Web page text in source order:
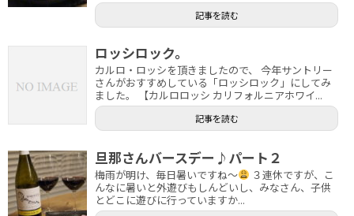
記事を読む
ロッシロック。
カルロ・ロッシを頂きましたので、 今年サントリー
さんがおすすめしている「ロッシロック」にしてみ
ました。 【カルロロッシ カリフォルニアホワイ...
記事を読む
旦那さんバースデー♪パート２
梅雨が明け、毎日暑いですね～
３連休ですが、こ
んなに暑いと外遊びもしんどいし、みなさん、子供
とどこに遊びに行っていますか...